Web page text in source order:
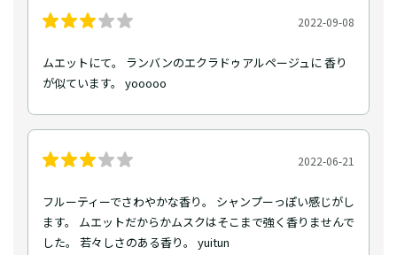
2022-09-08
ムエットにて。 ランバンのエクラドゥアルページュに 香り
が似ています。 yooooo
2022-06-21
フルーティーでさわやかな香り。 シャンプーっぽい感じがし
ます。 ムエットだからかムスクはそこまで強く香りませんで
した。 若々しさのある香り。 yuitun